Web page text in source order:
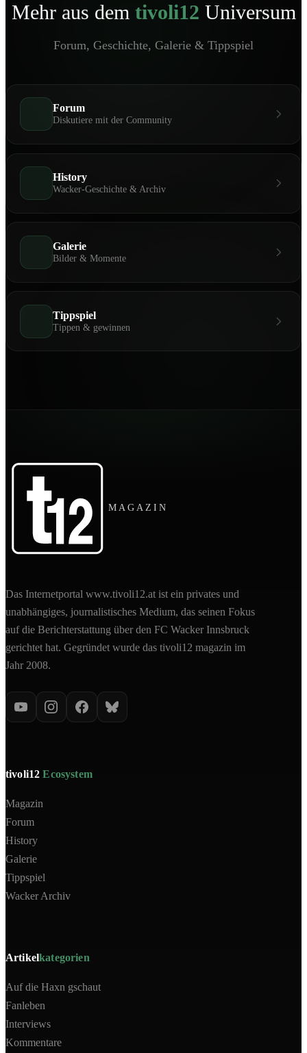
Mehr aus dem tivoli12 Universum
Forum, Geschichte, Galerie & Tippspiel
Forum
Diskutiere mit der Community
History
Wacker-Geschichte & Archiv
Galerie
Bilder & Momente
Tippspiel
Tippen & gewinnen
MAGAZIN
Das Internetportal www.tivoli12.at ist ein privates und
unabhängiges, journalistisches Medium, das seinen Fokus
auf die Berichterstattung über den FC Wacker Innsbruck
gerichtet hat. Gegründet wurde das tivoli12 magazin im
Jahr 2008.
tivoli12Ecosystem
Magazin
Forum
History
Galerie
Tippspiel
Wacker Archiv
Artikelkategorien
Auf die Haxn gschaut
Fanleben
Interviews
Kommentare